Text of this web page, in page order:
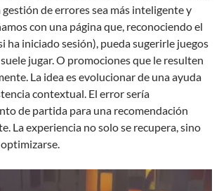
de errores sea más inteligente y
con una página que, reconociendo el
ha iniciado sesión), pueda sugerirle juegos
jugar. O promociones que le resulten
La idea es evolucionar de una ayuda
contextual. El error sería
de partida para una recomendación
La experiencia no solo se recupera, sino